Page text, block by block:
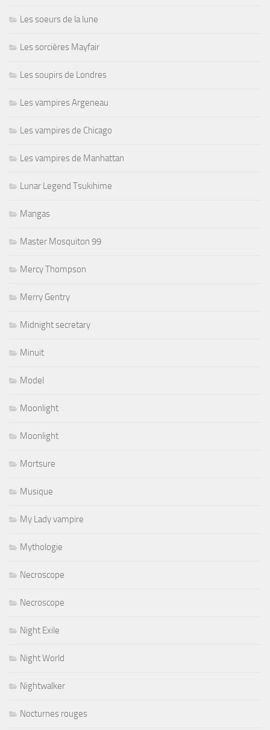
Les soeurs de la lune
Les sorcières Mayfair
Les soupirs de Londres
Les vampires Argeneau
Les vampires de Chicago
Les vampires de Manhattan
Lunar Legend Tsukihime
Mangas
Master Mosquiton 99
Mercy Thompson
Merry Gentry
Midnight secretary
Minuit
Model
Moonlight
Moonlight
Mortsure
Musique
My Lady vampire
Mythologie
Necroscope
Necroscope
Night Exile
Night World
Nightwalker
Nocturnes rouges